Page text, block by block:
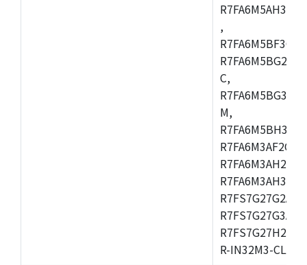
,
C,
M,
R-IN32M3-CL,R-